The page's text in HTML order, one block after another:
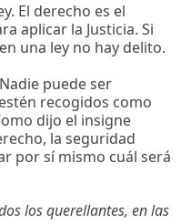
El derecho es el
aplicar la Justicia. Si
una ley no hay delito.
puede ser
recogidos como
dijo el insigne
la seguridad
por sí mismo cuál será
los querellantes, en las